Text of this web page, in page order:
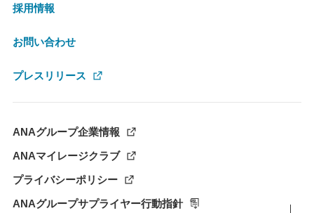
採用情報
お問い合わせ
プレスリリース
ANAグループ企業情報
ANAマイレージクラブ
プライバシーポリシー
ANAグループサプライヤー行動指針